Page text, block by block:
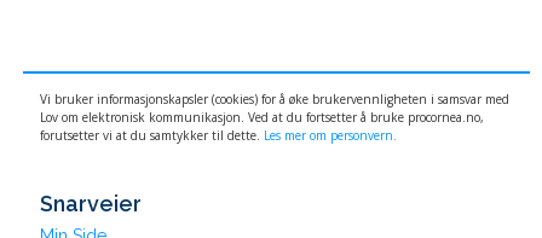
Vi bruker informasjonskapsler (cookies) for å øke brukervennligheten i samsvar med
Lov om elektronisk kommunikasjon. Ved at du fortsetter å bruke procornea.no,
forutsetter vi at du samtykker til dette. Les mer om personvern.
Snarveier